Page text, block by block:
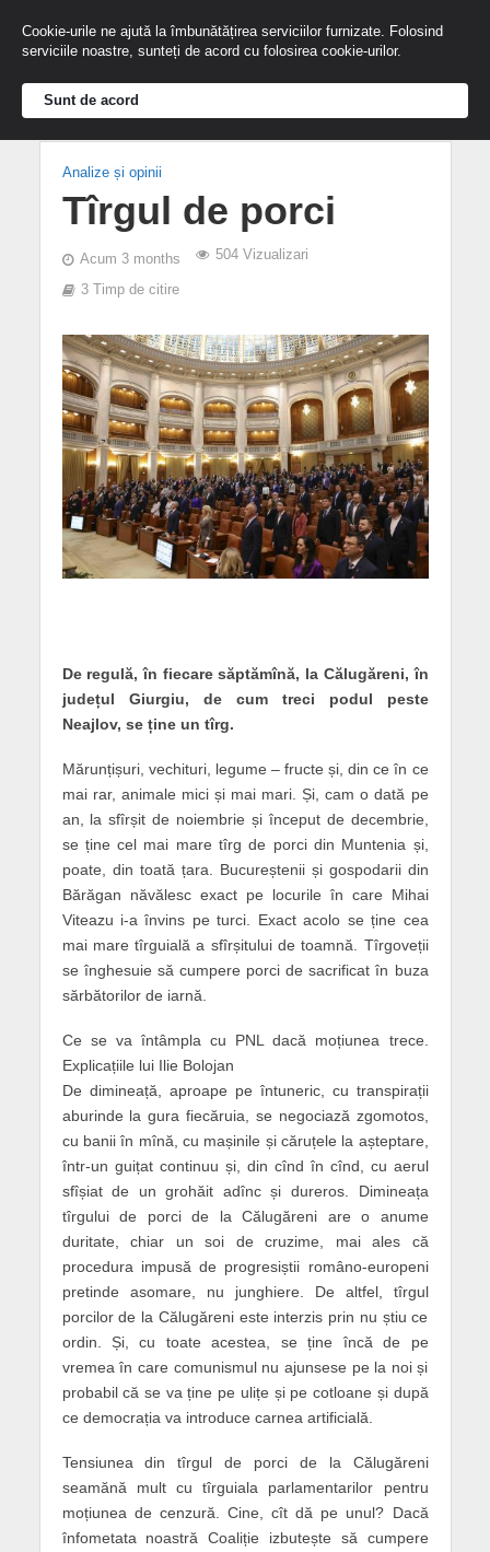
Analize și opinii
Tîrgul de porci
Acum 3 months 504 Vizualizari
3 Timp de citire
De regulă, în fiecare săptămînă, la Călugăreni, în
județul Giurgiu, de cum treci podul peste
Neajlov, se ține un tîrg.
Mărunțișuri, vechituri, legume – fructe și, din ce în ce
mai rar, animale mici și mai mari. Și, cam o dată pe
an, la sfîrșit de noiembrie și început de decembrie,
se ține cel mai mare tîrg de porci din Muntenia și,
poate, din toată țara. Bucureștenii și gospodarii din
Bărăgan năvălesc exact pe locurile în care Mihai
Viteazu i-a învins pe turci. Exact acolo se ține cea
mai mare tîrguială a sfîrșitului de toamnă. Tîrgoveții
se înghesuie să cumpere porci de sacrificat în buza
sărbătorilor de iarnă.
Ce se va întâmpla cu PNL dacă moțiunea trece.
Explicațiile lui Ilie Bolojan
De dimineață, aproape pe întuneric, cu transpirații
aburinde la gura fiecăruia, se negociază zgomotos,
cu banii în mînă, cu mașinile și căruțele la așteptare,
într-un guițat continuu și, din cînd în cînd, cu aerul
sfîșiat de un grohăit adînc și dureros. Dimineața
tîrgului de porci de la Călugăreni are o anume
duritate, chiar un soi de cruzime, mai ales că
procedura impusă de progresiștii româno-europeni
pretinde asomare, nu junghiere. De altfel, tîrgul
porcilor de la Călugăreni este interzis prin nu știu ce
ordin. Și, cu toate acestea, se ține încă de pe
vremea în care comunismul nu ajunsese pe la noi și
probabil că se va ține pe ulițe și pe cotloane și după
ce democrația va introduce carnea artificială.
Tensiunea din tîrgul de porci de la Călugăreni
seamănă mult cu tîrguiala parlamentarilor pentru
moțiunea de cenzură. Cine, cît dă pe unul? Dacă
înfometata noastră Coaliție izbutește să cumpere
Cookie-urile ne ajută la îmbunătățirea serviciilor furnizate. Folosind
serviciile noastre, sunteți de acord cu folosirea cookie-urilor.
Sunt de acord